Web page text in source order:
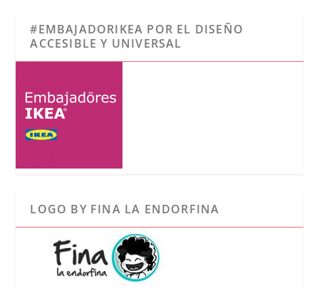
#EMBAJADORIKEA POR EL DISEÑO
ACCESIBLE Y UNIVERSAL
LOGO BY FINA LA ENDORFINA